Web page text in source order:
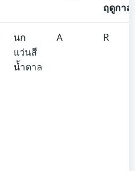
ฤดูกาล
นก
แว่นสี
น้ำตาล
A R